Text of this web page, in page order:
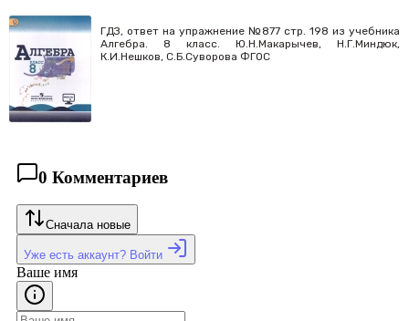
ГДЗ, ответ на упражнение №877 стр. 198 из учебника
Алгебра. 8 класс. Ю.Н.Макарычев, Н.Г.Миндюк,
К.И.Нешков, С.Б.Суворова ФГОС